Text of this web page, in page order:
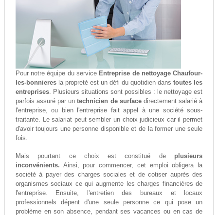
Pour notre équipe du service Entreprise de nettoyage Chaufour-
les-bonnieresla propreté est un défi du quotidien danstoutes les
entreprises. Plusieurs situations sont possibles : le nettoyage est
parfois assuré par untechnicien de surfacedirectement salarié à
l'entreprise, ou bien l'entreprise fait appel à une société sous-
traitante. Le salariat peut sembler un choix judicieux car il permet
d'avoir toujours une personne disponible et de la former une seule
fois.
Mais pourtant ce choix est constitué de plusieurs
inconvénients. Ainsi, pour commencer, cet emploi obligera la
société à payer des charges sociales et de cotiser auprès des
organismes sociaux ce qui augmente les charges financières de
l'entreprise. Ensuite, l'entretien des bureaux et locaux
professionnels dépent d'une seule personne ce qui pose un
problème en son absence, pendant ses vacances ou en cas de